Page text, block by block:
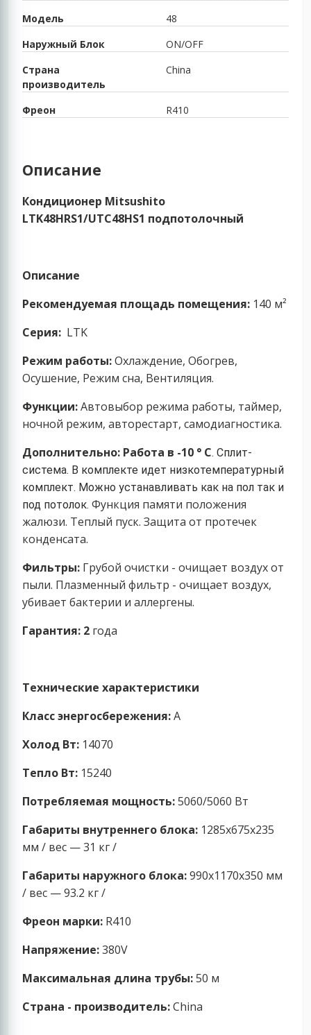
Модель
48
Наружный Блок
ON/OFF
Страна
производитель
China
Фреон R410
Описание
Кондиционер Mitsushito
LTK48HRS1/UTC48HS1 подпотолочный
Описание
Рекомендуемая площадь помещения: 140 м²
Серия: LТK
Режим работы:Охлаждение, Обогрев,
Осушение, Режим сна, Вентиляция.
Функции:Автовыбор режима работы, таймер,
ночной режим, авторестарт, самодиагностика.
Дополнительно: Работа в -10 ° С. Сплит-
система. В комплекте идет низкотемпературный
комплект. Можно устанавливать как на пол так и
под потолок.Функция памяти положения
жалюзи. Теплый пуск. Защита от протечек
конденсата.
Фильтры: Грубой очистки - очищает воздух от
пыли. Плазменный фильтр - очищает воздух,
убивает бактерии и аллергены.
Гарантия: 2 года
Технические характеристики
Класс энергосбережения:A
Холод Вт: 14070
Тепло Вт: 15240
Потребляемая мощность:5060/5060 Вт
Габариты внутреннего блока: 1285x675x235
мм / вес — 31 кг /
Габариты наружного блока:990x1170x350 мм
/ вес — 93.2 кг /
Фреон марки: R410
Напряжение:380V
Максимальная длина трубы:50 м
Страна - производитель:China